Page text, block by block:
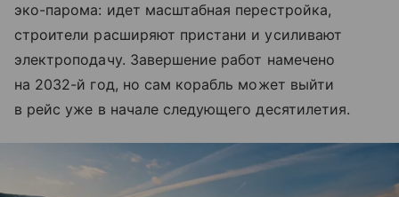
эко-парома: идет масштабная перестройка,
строители расширяют пристани и усиливают
электроподачу. Завершение работ намечено
на 2032-й год, но сам корабль может выйти
в рейс уже в начале следующего десятилетия.